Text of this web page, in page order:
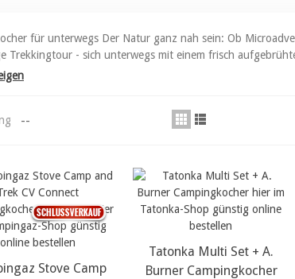
für unterwegs Der Natur ganz nah sein: Ob
Trekkingtour - sich unterwegs mit einem frisch
--
Stove Camp
Tatonka Multi Set + A.
Burner Campingkocher